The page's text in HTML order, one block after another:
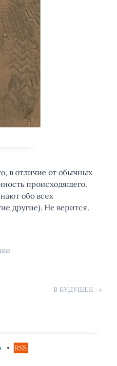
в отличие от обычных
происходящего.
обо всех
другие). Не верится.
В БУДУЩЕЕ →
RSS